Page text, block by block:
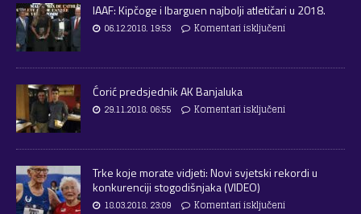
IAAF: Kipčoge i Ibarguen najbolji atletičari u 2018.
06.12.2018. 19:53 Komentari isključeni
Ćorić predsjednik AK Banjaluka
29.11.2018. 06:55 Komentari isključeni
Trke koje morate vidjeti: Novi svjetski rekordi u
konkurenciji stogodišnjaka (VIDEO)
18.03.2018. 23:09 Komentari isključeni